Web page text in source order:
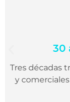
30
Tres décadas
y